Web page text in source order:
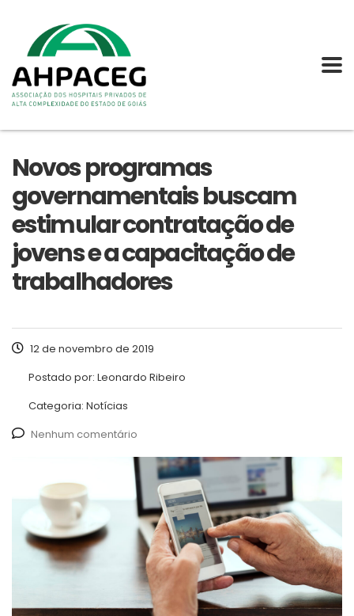
Novos programas
governamentais buscam
estimular contratação de
jovens e a capacitação de
trabalhadores
12 de novembro de 2019
Postado por: Leonardo Ribeiro
Categoria: Notícias
Nenhum comentário